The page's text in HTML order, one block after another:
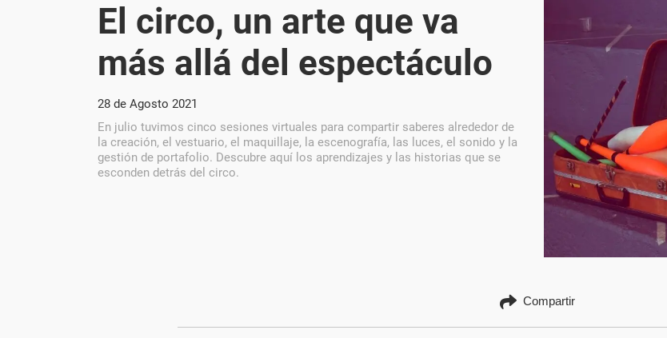
El circo, un arte que va
más allá del espectáculo
28 de Agosto 2021
En julio tuvimos cinco sesiones virtuales para compartir saberes alrededor de
la creación, el vestuario, el maquillaje, la escenografía, las luces, el sonido y la
gestión de portafolio. Descubre aquí los aprendizajes y las historias que se
esconden detrás del circo.
Compartir